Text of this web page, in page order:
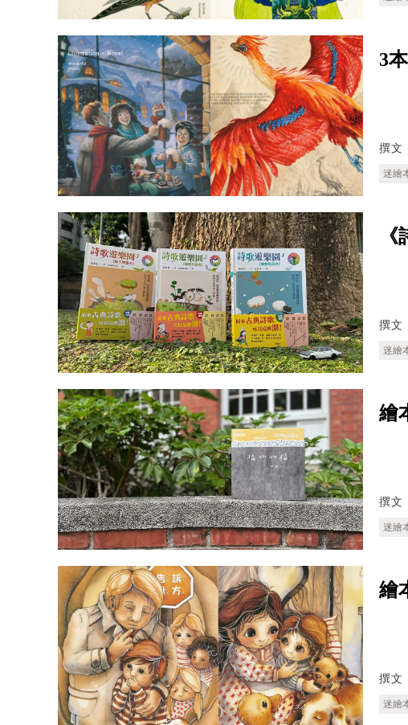
3
撰文
迷繪
撰文
迷繪
繪
撰文
迷繪
繪
撰文
迷繪